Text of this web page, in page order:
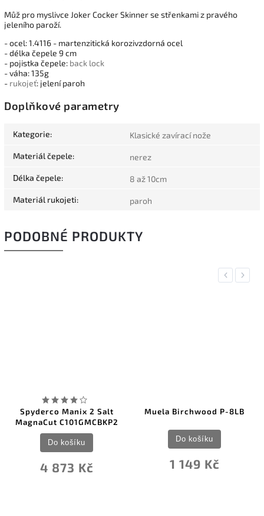
Můž pro myslivce Joker Cocker Skinner se střenkami z pravého
jeleního paroží.
- ocel: 1.4116 - martenzitická korozivzdorná ocel
- délka čepele 9 cm
- pojistka čepele: back lock
- váha: 135g
- rukojeť: jelení paroh
Doplňkové parametry
Kategorie: Klasické zavírací nože
Materiál čepele: nerez
Délka čepele: 8 až 10cm
Materiál rukojeti: paroh
PODOBNÉ PRODUKTY
Previous
Spyderco Manix 2 Salt
MagnaCut C101GMCBKP2
4 873 Kč
Do košíku
Muela Birchwood P-8LB
1 149 Kč
Do košíku
Next